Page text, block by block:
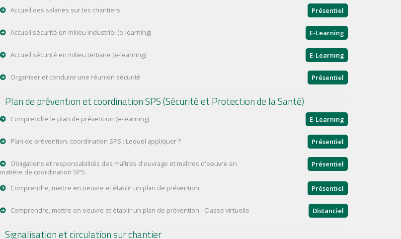
Accueil des salariés sur les chantiers Présentiel
Accueil sécurité en milieu industriel (e-learning) E-Learning
Accueil sécurité en milieu tertiaire (e-learning) E-Learning
Organiser et conduire une réunion sécurité Présentiel
Plan de prévention et coordination SPS (Sécurité et Protection de la Santé)
Comprendre le plan de prévention (e-learning) E-Learning
Plan de prévention, coordination SPS : Lequel appliquer ? Présentiel
Obligations et responsabilités des maîtres d'ouvrage et maîtres d'oeuvre en
matière de coordination SPS
Présentiel
Comprendre, mettre en oeuvre et établir un plan de prévention Présentiel
Comprendre, mettre en oeuvre et établir un plan de prévention - Classe virtuelle Distanciel
Signalisation et circulation sur chantier